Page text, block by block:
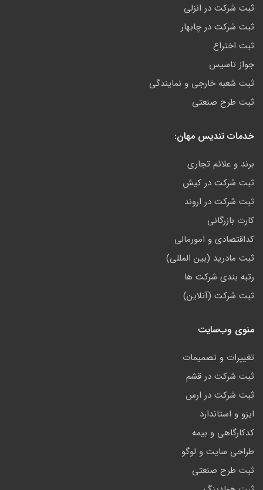
ثبت شرکت در انزلی
ثبت شرکت در چابهار
ثبت اختراع
جواز تاسیس
ثبت شعبه خارجی و نمایندگی
ثبت طرح صنعتی
خدمات تندیس مهان:
برند و علائم تجاری
ثبت شرکت در کیش
ثبت شرکت در اروند
کارت بازرگانی
کداقتصادی و امورمالی
ثبت مادرید (بین المللی)
رتبه بندی شرکت ها
ثبت شرکت (آنلاین)
منوی وب‌سایت
تغییرات و تصمیمات
ثبت شرکت در قشم
ثبت شرکت در ارس
ایزو و استاندارد
کدکارگاهی و بیمه
طراحی سایت و لوگو
ثبت طرح صنعتی